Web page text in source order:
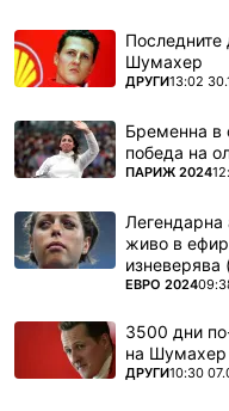
Шумахер
ПОВЕЧЕ ОТ
ДРУГИ13:02
Бременна в
победа на
ПОВЕЧЕ ОТ
ПАРИЖ 2024
Легендарна
живо в
ПОВЕЧЕ ОТ
ЕВРО 2024
3500 дни
на Шумахер
ПОВЕЧЕ ОТ
ДРУГИ10:30